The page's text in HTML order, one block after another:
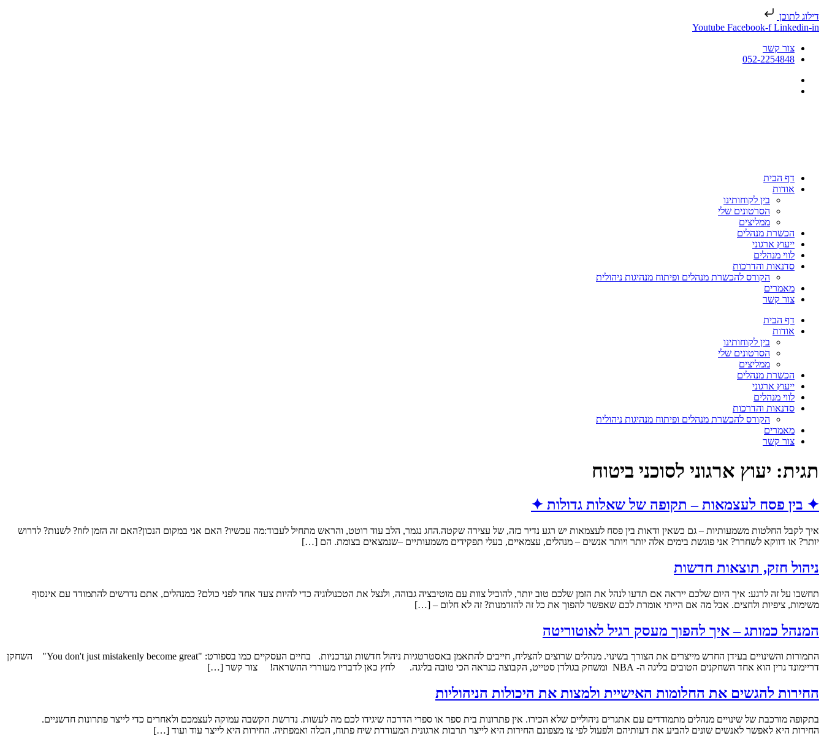
דילוג לתוכן
Youtube Facebook-f Linkedin-in
צור קשר
052-2254848
דף הבית
אודות
בין לקוחותינו
הסרטונים שלי
ממליצים
הכשרת מנהלים
ייעוץ ארגוני
לווי מנהלים
סדנאות והדרכות
הקורס להכשרת מנהלים ופיתוח מנהיגות ניהולית
מאמרים
צור קשר
דף הבית
אודות
בין לקוחותינו
הסרטונים שלי
ממליצים
הכשרת מנהלים
ייעוץ ארגוני
לווי מנהלים
סדנאות והדרכות
הקורס להכשרת מנהלים ופיתוח מנהיגות ניהולית
מאמרים
צור קשר
תגית: יעוץ ארגוני לסוכני ביטוח
✦ בין פסח לעצמאות – תקופה של שאלות גדולות ✦
איך לקבל החלטות משמעותיות – גם כשאין ודאות בין פסח לעצמאות יש רגע נדיר כזה, של עצירה שקטה.החג נגמר, הלב עוד רוטט, והראש מתחיל לעבוד:מה עכשיו? האם אני במקום הנכון?האם זה הזמן לזוז? לשנות? לדרוש
יותר? או דווקא לשחרר? אני פוגשת בימים אלה יותר ויותר אנשים – מנהלים, עצמאיים, בעלי תפקידים משמעותיים –שנמצאים בצומת. הם […]
ניהול חזק, תוצאות חדשות
תחשבו על זה לרגע: איך היום שלכם ייראה אם תדעו לנהל את הזמן שלכם טוב יותר, להוביל צוות עם מוטיבציה גבוהה, ולנצל את הטכנולוגיה כדי להיות צעד אחד לפני כולם? כמנהלים, אתם נדרשים להתמודד עם אינסוף
משימות, ציפיות ולחצים. אבל מה אם הייתי אומרת לכם שאפשר להפוך את כל זה להזדמנות? זה לא חלום – […]
המנהל כמותג – איך להפוך מעסק רגיל לאוטוריטה
התמורות והשינויים בעידן החדש מייצרים את הצורך בשינוי. מנהלים שרוצים להצליח, חייבים להתאמן באסטרטגיות ניהול חדשות ועדכניות. בחיים העסקיים כמו בספורט: "You don't just mistakenly become great" השחקן
דריימונד גרין הוא אחד השחקנים הטובים בליגה ה- NBA ומשחק בגולדן סטייט, הקבוצה כנראה הכי טובה בליגה. לחץ כאן לדבריו מעוררי ההשראה! צור קשר […]
החירות להגשים את החלומות האישיית ולמצות את היכולות הניהוליות
בתקופה מורכבת של שינויים מנהלים מתמודדים עם אתגרים ניהוליים שלא הכירו. אין פתרונות בית ספר או ספרי הדרכה שיגידו לכם מה לעשות. נדרשת הקשבה עמוקה לעצמכם ולאחרים כדי לייצר פתרונות חדשניים.
החירות היא לאפשר לאנשים שונים להביע את דעותיהם ולפעול לפי צו מצפונם החירות היא לייצר תרבות ארגונית המעודדת שיח פתוח, הכלה ואמפתיה. החירות היא לייצר עוד ועוד […]